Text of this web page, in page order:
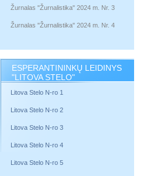
Žurnalas "Žurnalistika" 2024 m. Nr. 3
Žurnalas "Žurnalistika" 2024 m. Nr. 4
ESPERANTININKŲ LEIDINYS
"LITOVA STELO"
Litova Stelo N-ro 1
Litova Stelo N-ro 2
Litova Stelo N-ro 3
Litova Stelo N-ro 4
Litova Stelo N-ro 5